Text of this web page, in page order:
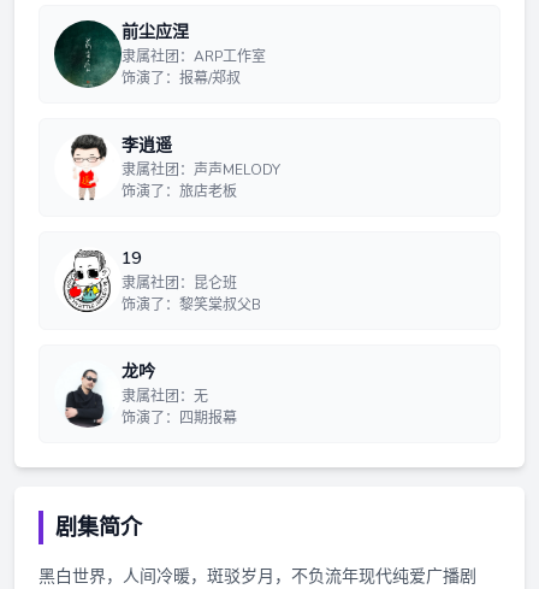
前尘应涅
隶属社团：ARP工作室
饰演了：报幕/郑叔
李逍遥
隶属社团：声声MELODY
饰演了：旅店老板
19
隶属社团：昆仑班
饰演了：黎笑棠叔父B
龙吟
隶属社团：无
饰演了：四期报幕
剧集简介
黑白世界，人间冷暖，斑驳岁月，不负流年现代纯爱广播剧